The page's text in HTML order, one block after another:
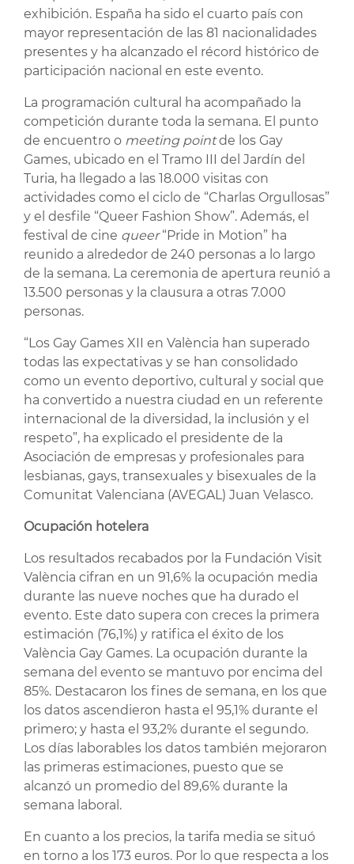
exhibición. España ha sido el cuarto país con
mayor representación de las 81 nacionalidades
presentes y ha alcanzado el récord histórico de
participación nacional en este evento.
La programación cultural ha acompañado la
competición durante toda la semana. El punto
de encuentro o meeting pointde los Gay
Games, ubicado en el Tramo III del Jardín del
Turia, ha llegado a las 18.000 visitas con
actividades como el ciclo de “Charlas Orgullosas”
y el desfile “Queer Fashion Show”. Además, el
festival de cine queer“Pride in Motion” ha
reunido a alrededor de 240 personas a lo largo
de la semana. La ceremonia de apertura reunió a
13.500 personas y la clausura a otras 7.000
personas.
“Los Gay Games XII en València han superado
todas las expectativas y se han consolidado
como un evento deportivo, cultural y social que
ha convertido a nuestra ciudad en un referente
internacional de la diversidad, la inclusión y el
respeto”, ha explicado el presidente de la
Asociación de empresas y profesionales para
lesbianas, gays, transexuales y bisexuales de la
Comunitat Valenciana (AVEGAL) Juan Velasco.
Ocupación hotelera
Los resultados recabados por la Fundación Visit
València cifran en un 91,6% la ocupación media
durante las nueve noches que ha durado el
evento. Este dato supera con creces la primera
estimación (76,1%) y ratifica el éxito de los
València Gay Games. La ocupación durante la
semana del evento se mantuvo por encima del
85%. Destacaron los fines de semana, en los que
los datos ascendieron hasta el 95,1% durante el
primero; y hasta el 93,2% durante el segundo.
Los días laborables los datos también mejoraron
las primeras estimaciones, puesto que se
alcanzó un promedio del 89,6% durante la
semana laboral.
En cuanto a los precios, la tarifa media se situó
en torno a los 173 euros. Por lo que respecta a los